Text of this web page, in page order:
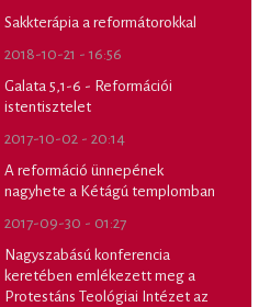
Sakkterápia a reformátorokkal
2018-10-21 - 16:56
Galata 5,1-6 - Reformációi
istentisztelet
2017-10-02 - 20:14
A reformáció ünnepének
nagyhete a Kétágú templomban
2017-09-30 - 01:27
Nagyszabású konferencia
keretében emlékezett meg a
Protestáns Teológiai Intézet az